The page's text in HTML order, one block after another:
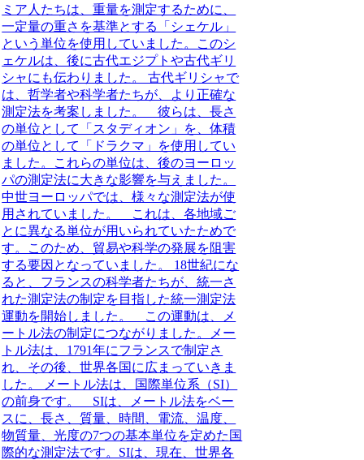
ミア人たちは、重量を測定するために、
一定量の重さを基準とする「シェケル」
という単位を使用していました。このシ
ェケルは、後に古代エジプトや古代ギリ
シャにも伝わりました。 古代ギリシャで
は、哲学者や科学者たちが、より正確な
測定法を考案しました。 彼らは、長さ
の単位として「スタディオン」を、体積
の単位として「ドラクマ」を使用してい
ました。これらの単位は、後のヨーロッ
パの測定法に大きな影響を与えました。
中世ヨーロッパでは、様々な測定法が使
用されていました。 これは、各地域ご
とに異なる単位が用いられていたためで
す。このため、貿易や科学の発展を阻害
する要因となっていました。 18世紀にな
ると、フランスの科学者たちが、統一さ
れた測定法の制定を目指した統一測定法
運動を開始しました。 この運動は、メ
ートル法の制定につながりました。メー
トル法は、1791年にフランスで制定さ
れ、その後、世界各国に広まっていきま
した。 メートル法は、国際単位系（SI）
の前身です。 SIは、メートル法をベー
スに、長さ、質量、時間、電流、温度、
物質量、光度の7つの基本単位を定めた国
際的な測定法です。SIは、現在、世界各